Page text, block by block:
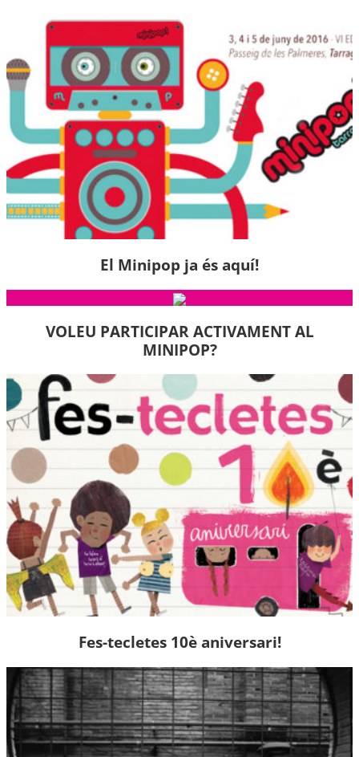
El Minipop ja és aquí!
VOLEU PARTICIPAR ACTIVAMENT AL
MINIPOP?
Fes-tecletes 10è aniversari!